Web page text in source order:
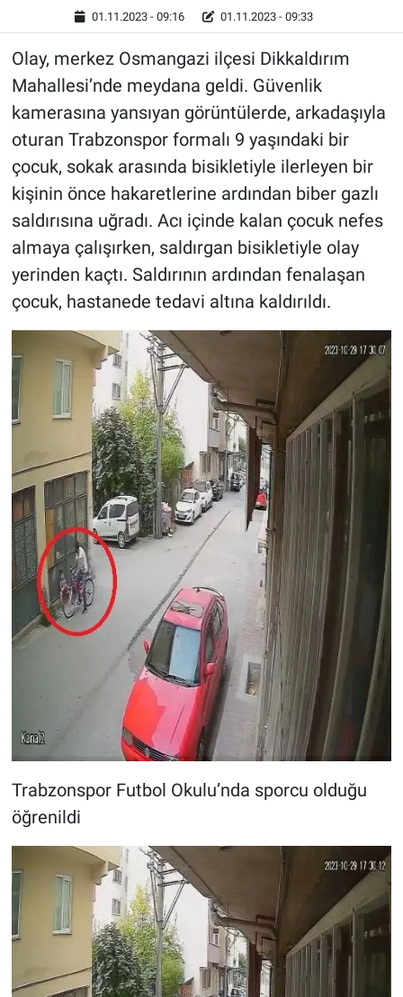
01.11.2023 - 09:16 01.11.2023 - 09:33
Olay, merkez Osmangazi ilçesi Dikkaldırım
Mahallesi’nde meydana geldi. Güvenlik
kamerasına yansıyan görüntülerde, arkadaşıyla
oturan Trabzonspor formalı 9 yaşındaki bir
çocuk, sokak arasında bisikletiyle ilerleyen bir
kişinin önce hakaretlerine ardından biber gazlı
saldırısına uğradı. Acı içinde kalan çocuk nefes
almaya çalışırken, saldırgan bisikletiyle olay
yerinden kaçtı. Saldırının ardından fenalaşan
çocuk, hastanede tedavi altına kaldırıldı.
Trabzonspor Futbol Okulu’nda sporcu olduğu
öğrenildi